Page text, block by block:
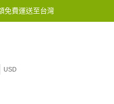
免費運送至台灣
USD